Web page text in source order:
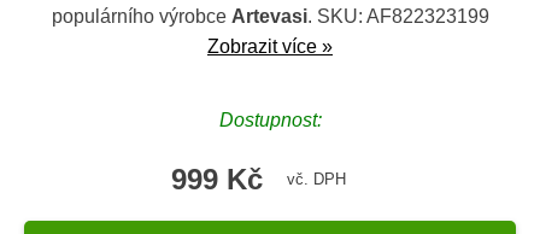
populárního výrobce Artevasi. SKU: AF822323199
Zobrazit více »
Dostupnost:
999 Kč vč. DPH